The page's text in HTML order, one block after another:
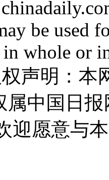
be used
whole or
声明：
属中国日
迎愿意与